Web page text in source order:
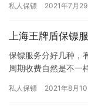
业保镖要…
私人保镖 2021年7月29
上海王牌盾保镖
保镖服务分好几种，
周期收费自然是不一
解下…
私人保镖 2021年8月10